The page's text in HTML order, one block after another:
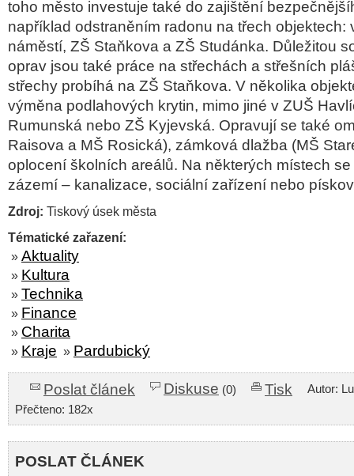
toho město investuje také do zajištění
například odstraněním radonu na třech objektech:
náměstí, ZŠ Staňkova a ZŠ Studánka. Důležitou
oprav jsou také práce na střechách a střešních
střechy probíhá na ZŠ Staňkova. V několika
výměna podlahových krytin, mimo jiné v ZUŠ
Rumunská nebo ZŠ Kyjevská. Opravují se také
Raisova a MŠ Rosická), zámková dlažba (MŠ
oplocení školních areálů. Na některých místech
zázemí – kanalizace, sociální zařízení nebo
Zdroj: Tiskový úsek města
Tématické zařazení:
» Aktuality
» Kultura
» Technika
» Finance
» Charita
» Kraje » Pardubický
Poslat článek Diskuse (0) Tisk
Autor:
Přečteno: 182x
POSLAT ČLÁNEK